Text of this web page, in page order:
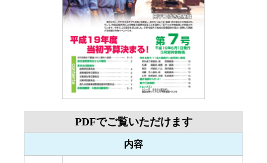
PDFでご覧いただけます
内容